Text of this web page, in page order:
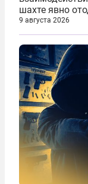
шахте явно
третий план.
музыкантам
Кульякане,
9 августа 2026